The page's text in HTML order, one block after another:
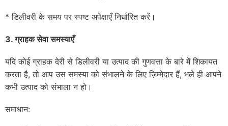
* डिलीवरी के समय पर स्पष्ट अपेक्षाएँ निर्धारित करें।
3. ग्राहक सेवा समस्याएँ
यदि कोई ग्राहक देरी से डिलीवरी या उत्पाद की गुणवत्ता के बारे में शिकायत
करता है, तो आप उस समस्या को संभालने के लिए ज़िम्मेदार हैं, भले ही आपने
कभी उत्पाद को संभाला न हो।
समाधान: